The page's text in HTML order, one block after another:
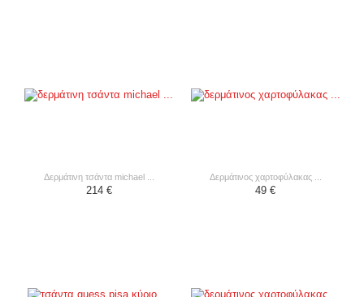
δερμάτινη τσάντα michael ...
214 €
δερμάτινος χαρτοφύλακας ...
49 €